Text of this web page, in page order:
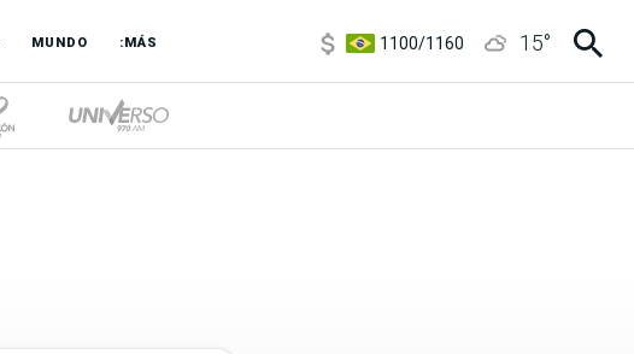
MUNDO :MÁS
1100/1160
15°